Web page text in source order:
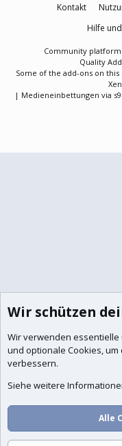
Kontakt
Hilfe
Community platform
Quality
Some of the add-ons on
| Medieneinbettungen via
Wir schützen
Wir verwenden essentielle
und optionale Cookies,
verbessern.
Siehe weitere
Alle